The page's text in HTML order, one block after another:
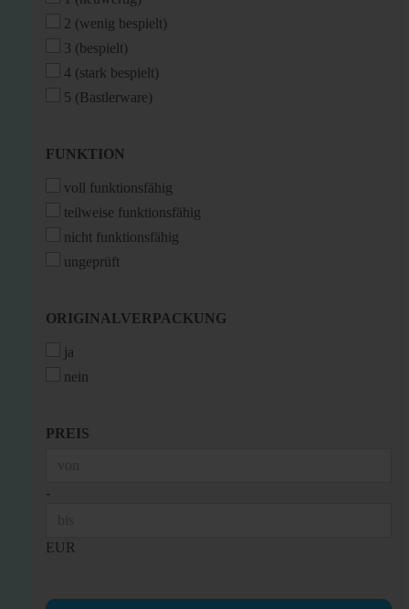
2 (wenig bespielt)
3 (bespielt)
4 (stark bespielt)
5 (Bastlerware)
FUNKTION
FUNKTION
voll funktionsfähig
teilweise funktionsfähig
nicht funktionsfähig
ungeprüft
ORIGINALVERPACKUNG
ORIGINALVERPACKUNG
ja
nein
PREIS
PREIS
-
EUR